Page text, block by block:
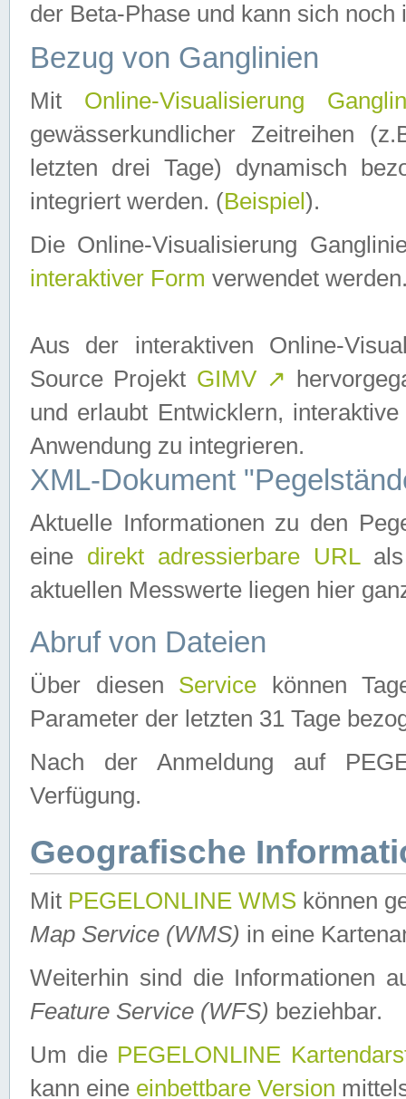
der Beta-Phase und kann sich noch
Bezug von Ganglinien
Mit Online-Visualisierung
gewässerkundlicher Zeitreihen
letzten drei Tage) dynamisch
integriert werden. (Beispiel ).
Die Online-Visualisierung
interaktiver Form verwendet
Aus der interaktiven Online-
Source Projekt GIMV ↗
und erlaubt Entwicklern,
Anwendung zu integrieren.
XML-Dokument
Aktuelle Informationen zu den
eine direkt adressierbare URLals
aktuellen Messwerte liegen hier
Abruf von Dateien
Über diesen Service können
Parameter der letzten 31 Tage
Nach der Anmeldung auf
Verfügung.
Geografische
Mit PEGELONLINE WMS können
Map Service (WMS) in eine
Weiterhin sind die Informationen
Feature Service (WFS) beziehbar.
Um die PEGELONLINE
kann eine einbettbare Version